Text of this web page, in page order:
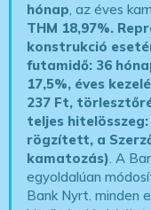
hónap, az éves
THM 18,97%.
konstrukció
futamidő: 36
17,5%, éves
237 Ft,
teljes
rögzített, a
kamatozás). A
egyoldalúan
Bank Nyrt. minden